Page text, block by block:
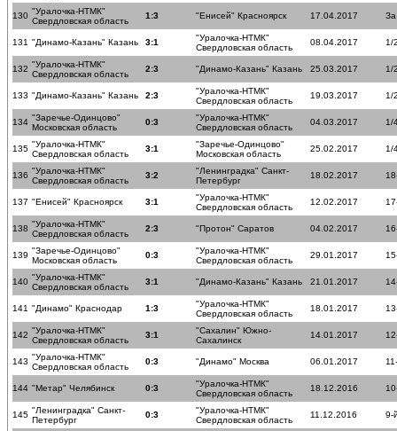
130 "Уралочка-НТМК"
Свердловская область
1:3 "Енисей" Красноярск 17.04.2017
131 "Динамо-Казань" Казань 3:1
"Уралочка-НТМК"
Свердловская область
08.04.2017 1/
132 "Уралочка-НТМК"
Свердловская область
2:3 "Динамо-Казань" Казань 25.03.2017 1/
133 "Динамо-Казань" Казань 2:3
"Уралочка-НТМК"
Свердловская область
19.03.2017 1/
134 "Заречье-Одинцово"
Московская область
0:3
"Уралочка-НТМК"
Свердловская область
04.03.2017 1/
135 "Уралочка-НТМК"
Свердловская область
3:1
"Заречье-Одинцово"
Московская область
25.02.2017 1/
136 "Уралочка-НТМК"
Свердловская область
3:2
"Ленинградка" Санкт-
Петербург
18.02.2017
137 "Енисей" Красноярск 3:1
"Уралочка-НТМК"
Свердловская область
12.02.2017
138 "Уралочка-НТМК"
Свердловская область
2:3 "Протон" Саратов 04.02.2017
139 "Заречье-Одинцово"
Московская область
0:3
"Уралочка-НТМК"
Свердловская область
29.01.2017
140 "Уралочка-НТМК"
Свердловская область
3:1 "Динамо-Казань" Казань 21.01.2017
141 "Динамо" Краснодар 1:3
"Уралочка-НТМК"
Свердловская область
18.01.2017
142 "Уралочка-НТМК"
Свердловская область
3:1
"Сахалин" Южно-
Сахалинск
14.01.2017
143 "Уралочка-НТМК"
Свердловская область
0:3 "Динамо" Москва 06.01.2017
144 "Метар" Челябинск 0:3
"Уралочка-НТМК"
Свердловская область
18.12.2016
145 "Ленинградка" Санкт-
Петербург
0:3
"Уралочка-НТМК"
Свердловская область
11.12.2016 9-